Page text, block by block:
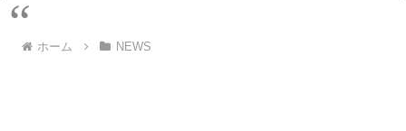
ホーム NEWS